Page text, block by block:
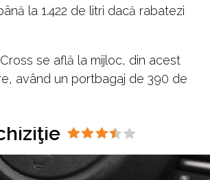
la 1.422 de litri dacă rabatezi
se află la mijloc, din acest
având un portbagaj de 390 de